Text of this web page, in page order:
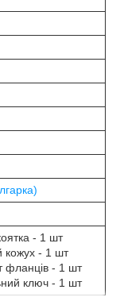
- 1 шт
кожух - 1 шт
фланців - 1 шт
ключ - 1 шт